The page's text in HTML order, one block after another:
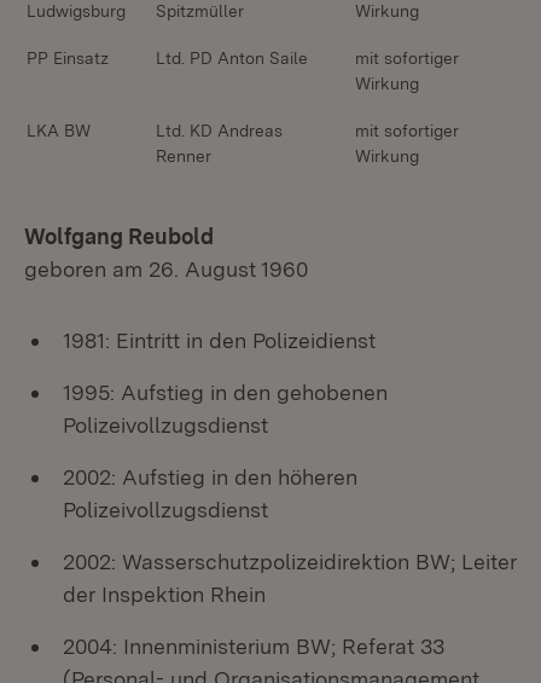
Ludwigsburg
Spitzmüller
Wirkung
PP Einsatz Ltd. PD Anton Saile
mit sofortiger
Wirkung
LKA BW
Ltd. KD Andreas
Renner
mit sofortiger
Wirkung
Wolfgang Reubold
geboren am 26. August 1960
1981: Eintritt in den Polizeidienst
1995: Aufstieg in den gehobenen
Polizeivollzugsdienst
2002: Aufstieg in den höheren
Polizeivollzugsdienst
2002: Wasserschutzpolizeidirektion BW; Leiter
der Inspektion Rhein
2004: Innenministerium BW; Referat 33